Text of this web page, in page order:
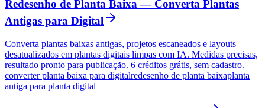
Redesenho de Planta Baixa — Converta Plantas
Antigas para Digital
Converta plantas baixas antigas, projetos escaneados e layouts
desatualizados em plantas digitais limpas com IA. Medidas precisas,
resultado pronto para publicação. 6 créditos grátis, sem cadastro.
converter planta baixa para digitalredesenho de planta baixaplanta
antiga para planta digital